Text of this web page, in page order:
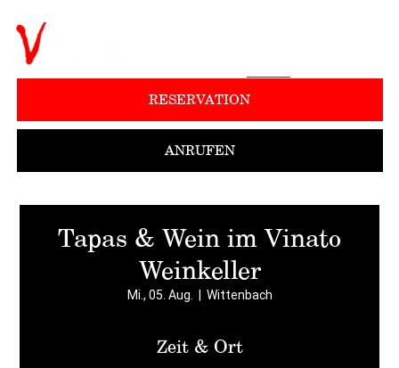
ANRUFEN
RESERVATION
Tapas & Wein im Vinato
Weinkeller
Mi., 05. Aug. Wittenbach
Zeit & Ort